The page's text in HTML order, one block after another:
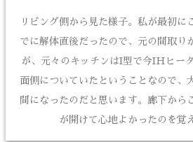
リビング側から見た様子。私が最初に
でに解体直後だったので、元の間取り
が、元々のキッチンはI型で今IHヒー
面側についていたということなので、
間になったのだと思います。廊下から
が開けて心地よかったのを覚